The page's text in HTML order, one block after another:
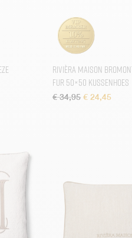
Rivièra Maison
Fur 50×50 Kussenhoes
€34,95 € 24,45